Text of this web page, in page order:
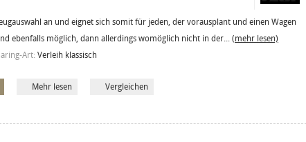
an und eignet sich somit für jeden, der vorausplant und einen Wagen
ebenfalls möglich, dann allerdings womöglich nicht in der... (mehr lesen)
Art: Verleih klassisch
Mehr lesen Vergleichen